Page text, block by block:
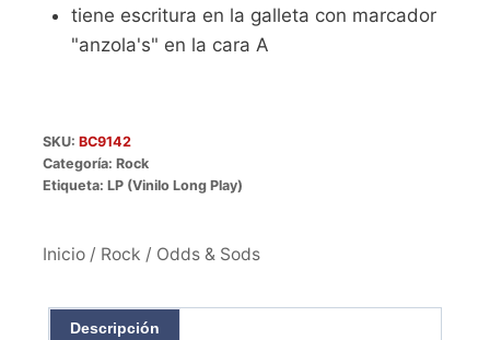
tiene escritura en la galleta con marcador
"anzola's" en la cara A
SKU: BC9142
Categoría: Rock
Etiqueta: LP (Vinilo Long Play)
Inicio / Rock / Odds & Sods
Descripción